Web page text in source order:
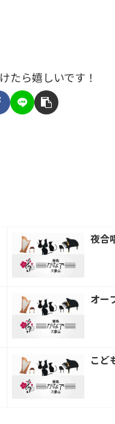
たら嬉しいです！
夜合
オー
こど